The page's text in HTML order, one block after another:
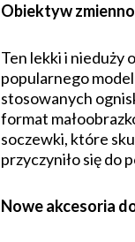
Obiektyw
Ten lekki i nieduży
popularnego
stosowanych
format
soczewki, które
przyczyniło się do
Nowe akcesoria